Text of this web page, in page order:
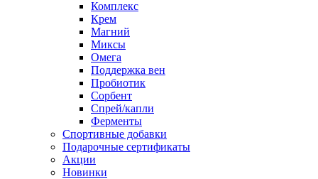
Комплекс
Крем
Магний
Миксы
Омега
Поддержка вен
Пробиотик
Сорбент
Спрей/капли
Ферменты
Спортивные добавки
Подарочные сертификаты
Акции
Новинки